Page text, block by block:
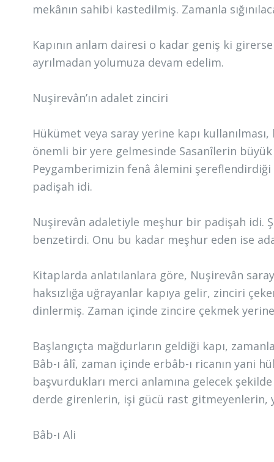
mekânın sahibi kastedilmiş. Zamanla
Kapının anlam dairesi o kadar geniş ki
ayrılmadan yolumuza devam edelim.
Nuşirevân’ın adalet zinciri
Hükümet veya saray yerine kapı
önemli bir yere gelmesinde Sasanîlerin büyük
Peygamberimizin fenâ âlemini şereflendirdiği
padişah idi.
Nuşirevân adaletiyle meşhur bir padişah idi.
benzetirdi. Onu bu kadar meşhur eden ise
Kitaplarda anlatılanlara göre, Nuşirevân
haksızlığa uğrayanlar kapıya gelir, zinciri
dinlermiş. Zaman içinde zincire çekmek
Başlangıçta mağdurların geldiği kapı,
Bâb-ı âlî, zaman içinde erbâb-ı ricanın yani
başvurdukları merci anlamına gelecek
derde girenlerin, işi gücü rast gitmeyenlerin,
Bâb-ı Ali